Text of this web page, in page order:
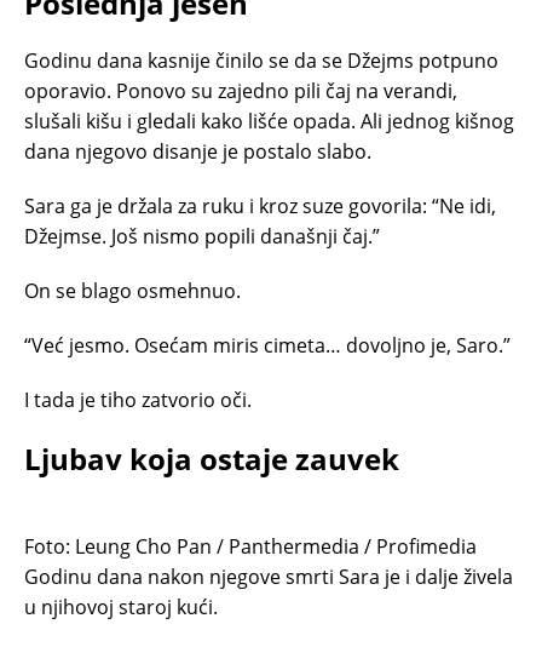
Godinu dana kasnije činilo se da se Džejms potpuno
oporavio. Ponovo su zajedno pili čaj na verandi,
slušali kišu i gledali kako lišće opada. Ali jednog kišnog
dana njegovo disanje je postalo slabo.
Sara ga je držala za ruku i kroz suze govorila: “Ne idi,
Džejmse. Još nismo popili današnji čaj.”
On se blago osmehnuo.
“Već jesmo. Osećam miris cimeta… dovoljno je, Saro.”
I tada je tiho zatvorio oči.
Ljubav koja ostaje zauvek
Foto: Leung Cho Pan / Panthermedia / Profimedia
Godinu dana nakon njegove smrti Sara je i dalje živela
u njihovoj staroj kući.